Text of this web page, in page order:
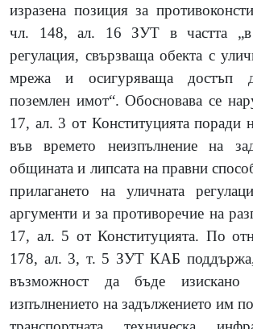
изразена позиция за
чл. 148, ал. 16 ЗУТ в частта „в
регулация, свързваща обекта с
мрежа и осигуряваща достъп
поземлен имот“. Обосновава се
17, ал. 3 от Конституцията поради
във времето неизпълнение на
общината и липсата на правни
прилагането на уличната
аргументи и за противоречие на
17, ал. 5 от Конституцията. По
178, ал. 3, т. 5 ЗУТ КАБ поддържа,
възможност да бъде
изпълнението на задължението им